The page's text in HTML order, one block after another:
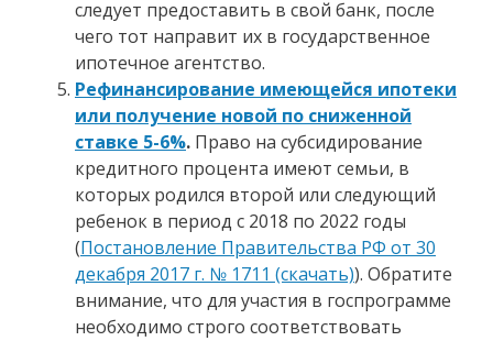
следует предоставить в свой банк, после
чего тот направит их в государственное
ипотечное агентство.
Рефинансирование имеющейся ипотеки
или получение новой по сниженной
ставке 5-6%. Право на субсидирование
кредитного процента имеют семьи, в
которых родился второй или следующий
ребенок в период с 2018 по 2022 годы
(Постановление Правительства РФ от 30
декабря 2017 г. № 1711 (скачать)). Обратите
внимание, что для участия в госпрограмме
необходимо строго соответствовать